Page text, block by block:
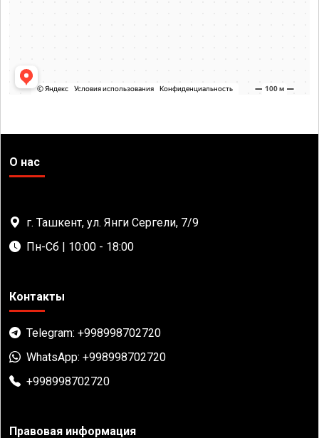
О нас
г. Ташкент, ул. Янги Сергели, 7/9
Пн-Сб | 10:00 - 18:00
Контакты
Telegram: +998998702720
WhatsApp: +998998702720
+998998702720
Правовая информация